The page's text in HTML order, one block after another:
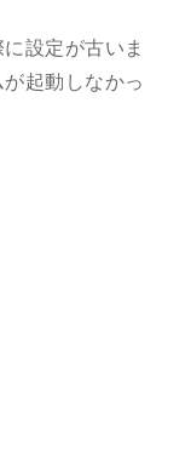
設定が古いま
起動しなかっ